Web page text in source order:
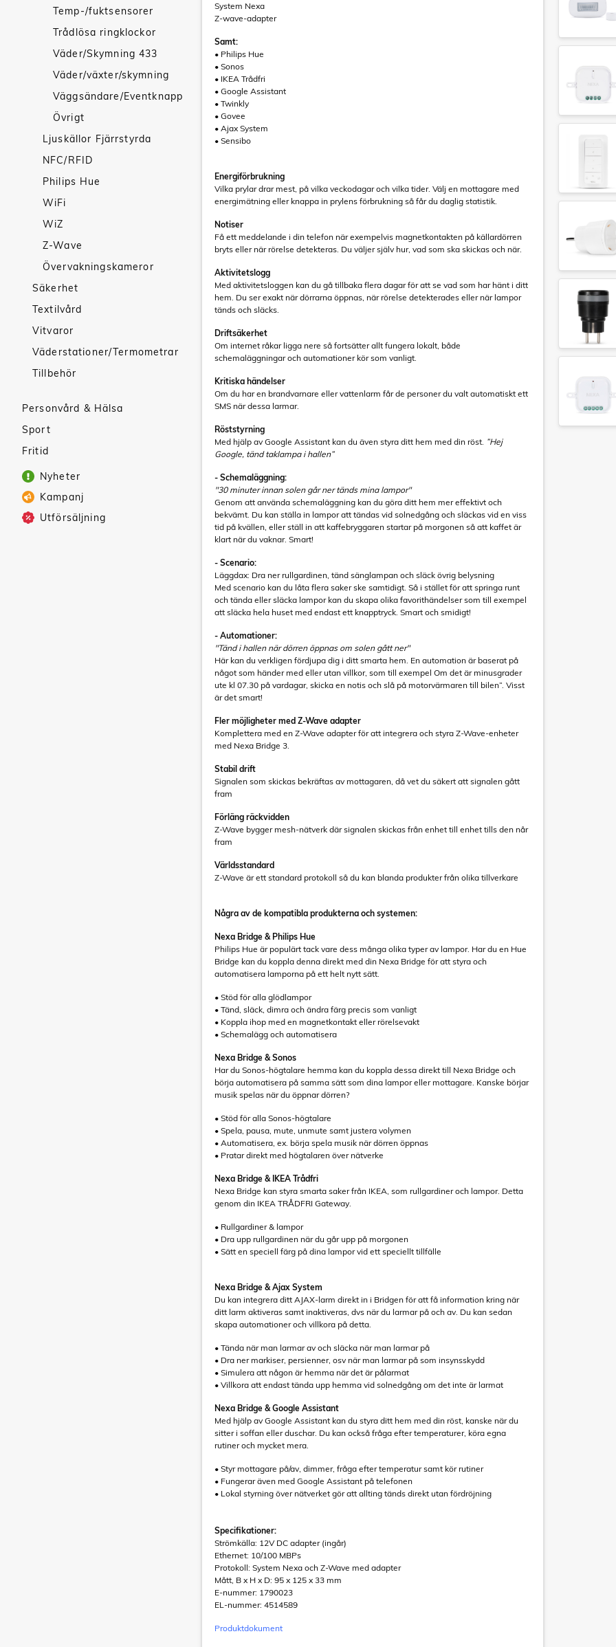
Temp-/fuktsensorer
Trådlösa ringklockor
Väder/Skymning 433
Väder/växter/skymning
Väggsändare/Eventknapp
Övrigt
Ljuskällor Fjärrstyrda
NFC/RFID
Philips Hue
WiFi
WiZ
Z-Wave
Övervakningskameror
Säkerhet
Textilvård
Vitvaror
Väderstationer/Termometrar
Tillbehör
Personvård & Hälsa
Sport
Fritid
Nyheter
Kampanj
Utförsäljning
System Nexa
Z-wave-adapter
Samt:
• Philips Hue
• Sonos
• IKEA Trådfri
• Google Assistant
• Twinkly
• Govee
• Ajax System
• Sensibo
Energiförbrukning
Vilka prylar drar mest, på vilka veckodagar och vilka tider. Välj en mottagare med
energimätning eller knappa in prylens förbrukning så får du daglig statistik.
Notiser
Få ett meddelande i din telefon när exempelvis magnetkontakten på källardörren
bryts eller när rörelse detekteras. Du väljer själv hur, vad som ska skickas och när.
Aktivitetslogg
Med aktivitetsloggen kan du gå tillbaka flera dagar för att se vad som har hänt i ditt
hem. Du ser exakt när dörrarna öppnas, när rörelse detekterades eller när lampor
tänds och släcks.
Driftsäkerhet
Om internet råkar ligga nere så fortsätter allt fungera lokalt, både
schemaläggningar och automationer kör som vanligt.
Kritiska händelser
Om du har en brandvarnare eller vattenlarm får de personer du valt automatiskt ett
SMS när dessa larmar.
Röststyrning
Med hjälp av Google Assistant kan du även styra ditt hem med din röst. ”Hej
Google, tänd taklampa i hallen”
- Schemaläggning:
"30 minuter innan solen går ner tänds mina lampor"
Genom att använda schemaläggning kan du göra ditt hem mer effektivt och
bekvämt. Du kan ställa in lampor att tändas vid solnedgång och släckas vid en viss
tid på kvällen, eller ställ in att kaffebryggaren startar på morgonen så att kaffet är
klart när du vaknar. Smart!
- Scenario:
Läggdax: Dra ner rullgardinen, tänd sänglampan och släck övrig belysning
Med scenario kan du låta flera saker ske samtidigt. Så i stället för att springa runt
och tända eller släcka lampor kan du skapa olika favorithändelser som till exempel
att släcka hela huset med endast ett knapptryck. Smart och smidigt!
- Automationer:
"Tänd i hallen när dörren öppnas om solen gått ner"
Här kan du verkligen fördjupa dig i ditt smarta hem. En automation är baserat på
något som händer med eller utan villkor, som till exempel Om det är minusgrader
ute kl 07.30 på vardagar, skicka en notis och slå på motorvärmaren till bilen”. Visst
är det smart!
Fler möjligheter med Z-Wave adapter
Komplettera med en Z-Wave adapter för att integrera och styra Z-Wave-enheter
med Nexa Bridge 3.
Stabil drift
Signalen som skickas bekräftas av mottagaren, då vet du säkert att signalen gått
fram
Förläng räckvidden
Z-Wave bygger mesh-nätverk där signalen skickas från enhet till enhet tills den når
fram
Världsstandard
Z-Wave är ett standard protokoll så du kan blanda produkter från olika tillverkare
Några av de kompatibla produkterna och systemen:
Nexa Bridge & Philips Hue
Philips Hue är populärt tack vare dess många olika typer av lampor. Har du en Hue
Bridge kan du koppla denna direkt med din Nexa Bridge för att styra och
automatisera lamporna på ett helt nytt sätt.
• Stöd för alla glödlampor
• Tänd, släck, dimra och ändra färg precis som vanligt
• Koppla ihop med en magnetkontakt eller rörelsevakt
• Schemalägg och automatisera
Nexa Bridge & Sonos
Har du Sonos-högtalare hemma kan du koppla dessa direkt till Nexa Bridge och
börja automatisera på samma sätt som dina lampor eller mottagare. Kanske börjar
musik spelas när du öppnar dörren?
• Stöd för alla Sonos-högtalare
• Spela, pausa, mute, unmute samt justera volymen
• Automatisera, ex. börja spela musik när dörren öppnas
• Pratar direkt med högtalaren över nätverke
Nexa Bridge & IKEA Trådfri
Nexa Bridge kan styra smarta saker från IKEA, som rullgardiner och lampor. Detta
genom din IKEA TRÅDFRI Gateway.
• Rullgardiner & lampor
• Dra upp rullgardinen när du går upp på morgonen
• Sätt en speciell färg på dina lampor vid ett speciellt tillfälle
Nexa Bridge & Ajax System
Du kan integrera ditt AJAX-larm direkt in i Bridgen för att få information kring när
ditt larm aktiveras samt inaktiveras, dvs när du larmar på och av. Du kan sedan
skapa automationer och villkora på detta.
• Tända när man larmar av och släcka när man larmar på
• Dra ner markiser, persienner, osv när man larmar på som insynsskydd
• Simulera att någon är hemma när det är pålarmat
• Villkora att endast tända upp hemma vid solnedgång om det inte är larmat
Nexa Bridge & Google Assistant
Med hjälp av Google Assistant kan du styra ditt hem med din röst, kanske när du
sitter i soffan eller duschar. Du kan också fråga efter temperaturer, köra egna
rutiner och mycket mera.
• Styr mottagare på/av, dimmer, fråga efter temperatur samt kör rutiner
• Fungerar även med Google Assistant på telefonen
• Lokal styrning över nätverket gör att allting tänds direkt utan fördröjning
Specifikationer:
Strömkälla: 12V DC adapter (ingår)
Ethernet: 10/100 MBPs
Protokoll: System Nexa och Z-Wave med adapter
Mått, B x H x D: 95 x 125 x 33 mm
E-nummer: 1790023
EL-nummer: 4514589
Produktdokument